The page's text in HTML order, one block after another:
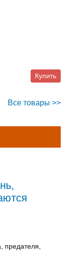
Купить
Все товары >>
предателя,